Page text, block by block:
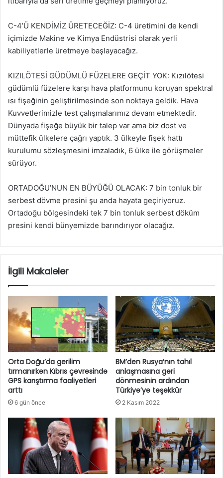
C-4’Ü KENDİMİZ ÜRETECEĞİZ: C-4 üretimini de kendi
içimizde Makine ve Kimya Endüstrisi olarak yerli
kabiliyetlerle üretmeye başlayacağız.
KIZILÖTESİ GÜDÜMLÜ FÜZELERE GEÇİT YOK: Kızılötesi
güdümlü füzelere karşı hava platformunu koruyan spektral
ısı fişeğinin geliştirilmesinde son noktaya geldik. Hava
Kuvvetlerimizle test çalışmalarımız devam etmektedir.
Dünyada fişeğe büyük bir talep var ama biz dost ve
müttefik ülkelere çağrı yaptık. 3 ülkeyle fişek hattı
kurulumu sözleşmesini imzaladık, 6 ülke ile görüşmeler
sürüyor.
ORTADOĞU’NUN EN BÜYÜĞÜ OLACAK: 7 bin tonluk bir
serbest dövme presini şu anda hayata geçiriyoruz.
Ortadoğu bölgesindeki tek 7 bin tonluk serbest döküm
presini kendi bünyemizde barındırıyor olacağız.
İlgili Makaleler
Orta Doğu’da gerilim
tırmanırken Kıbrıs çevresinde
GPS karıştırma faaliyetleri
arttı
6 gün önce
BM’den Rusya’nın tahıl
anlaşmasına geri
dönmesinin ardından
Türkiye’ye teşekkür
2 Kasım 2022